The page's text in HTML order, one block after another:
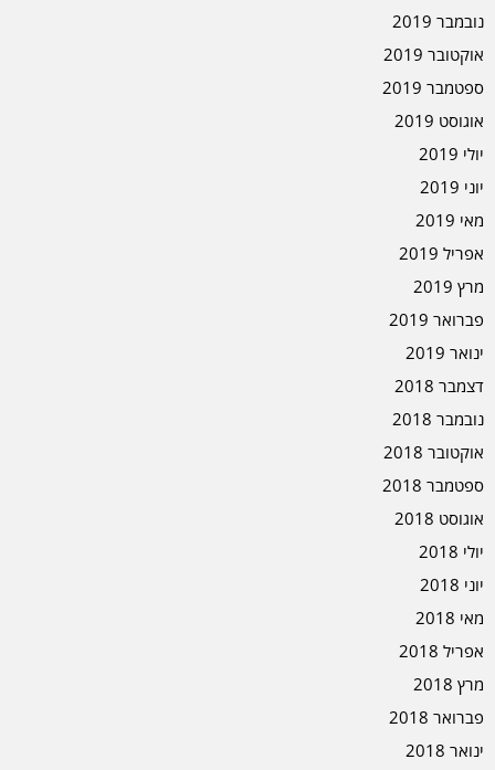
נובמבר 2019
אוקטובר 2019
ספטמבר 2019
אוגוסט 2019
יולי 2019
יוני 2019
מאי 2019
אפריל 2019
מרץ 2019
פברואר 2019
ינואר 2019
דצמבר 2018
נובמבר 2018
אוקטובר 2018
ספטמבר 2018
אוגוסט 2018
יולי 2018
יוני 2018
מאי 2018
אפריל 2018
מרץ 2018
פברואר 2018
ינואר 2018